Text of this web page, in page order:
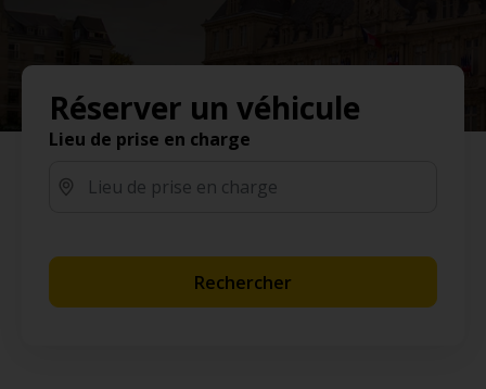
Réserver un véhicule
Lieu de prise en charge
Rechercher